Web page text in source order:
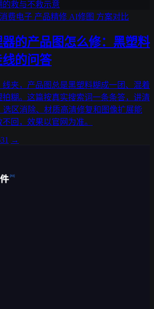
消费电子 产品精修 AI修图 方案对比
的产品图怎么修：黑塑料
的问答
夹，产品图总是黑塑料糊成一团、混着
糊。这篇按真实搜索词一条条答，讲清
选区消除、材质高清修复和图像扩展能
回，效果以官网为准。
→